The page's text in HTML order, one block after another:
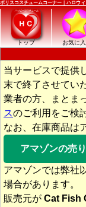
ポリスコスチュームコーナー｜ハロウ
トップ お気に
当サービスで提供
末で終了させてい
業者の方、まとま
スのご利用をご検
なお、在庫商品は
アマゾンの売
アマゾンでは弊社
場合があります。
販売元が Cat Fish